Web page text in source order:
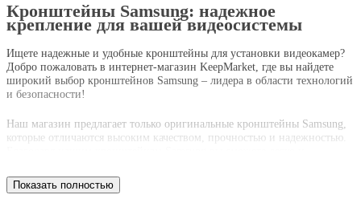
Кронштейны Samsung: надежное
крепление для вашей видеосистемы
Ищете надежные и удобные кронштейны для установки видеокамер?
Добро пожаловать в интернет-магазин KeepMarket, где вы найдете
широкий выбор кронштейнов Samsung – лидера в области технологий
и безопасности!
Наш магазин предлагает только оригинальные кронштейны Samsung,
которые отличаются высоким качеством, прочностью и надежностью.
месте.
Показать полностью